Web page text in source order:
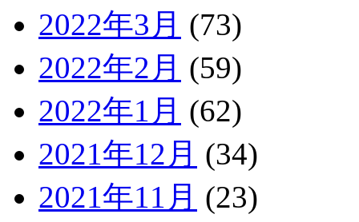
2022年3月 (73)
2022年2月 (59)
2022年1月 (62)
2021年12月 (34)
2021年11月 (23)